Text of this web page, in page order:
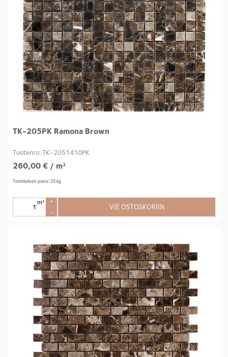
TK-205PK Ramona Brown
Tuotenro: TK-2051410PK
260,00 € / m²
Toimituksen paino: 25 kg
m²
+
–
VIE OSTOSKORIIN